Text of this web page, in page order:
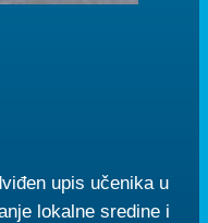
upis učenika u
lokalne sredine i